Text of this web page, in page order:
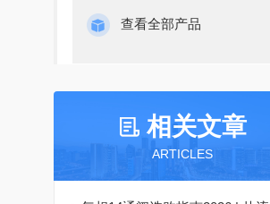
查看全部产品
相关文章
ARTICLES